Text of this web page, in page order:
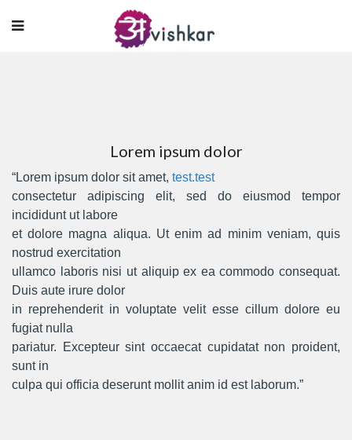
Lorem ipsum dolor
“Lorem ipsum dolor sit amet, test.test
consectetur adipiscing elit, sed do eiusmod tempor
incididunt ut labore
et dolore magna aliqua. Ut enim ad minim veniam, quis
nostrud exercitation
ullamco laboris nisi ut aliquip ex ea commodo consequat.
Duis aute irure dolor
in reprehenderit in voluptate velit esse cillum dolore eu
fugiat nulla
pariatur. Excepteur sint occaecat cupidatat non proident,
sunt in
culpa qui officia deserunt mollit anim id est laborum.”